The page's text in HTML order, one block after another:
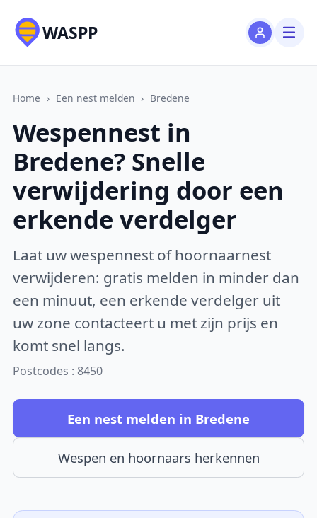
WASPP
Home › Een nest melden › Bredene
Wespennest in
Bredene? Snelle
verwijdering door een
erkende verdelger
Laat uw wespennest of hoornaarnest
verwijderen: gratis melden in minder dan
een minuut, een erkende verdelger uit
uw zone contacteert u met zijn prijs en
komt snel langs.
Postcodes : 8450
Een nest melden in Bredene
Wespen en hoornaars herkennen